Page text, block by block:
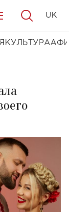
КУЛЬТУРА
UK